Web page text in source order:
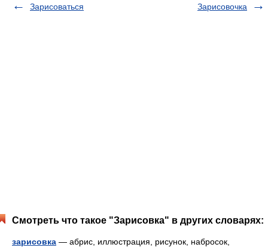
Зарисоваться Зарисовочка
Смотреть что такое "Зарисовка" в других словарях:
зарисовка — абрис, иллюстрация, рисунок, набросок,